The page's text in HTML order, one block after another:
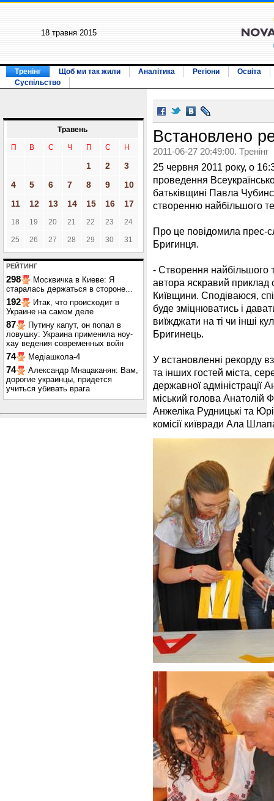
18 травня 2015
Тренінг Щоб ми так жили Аналітика Регіони
Освіта
Суспільство
Травень
П В С Ч П С Н
1 2
3
4
5 6 7 8 9
10
11
12 13 14 15 16 17
18 19 20 21 22 23 24
25 26 27 28 29 30 31
РЕЙТИНГ
298
Москвичка в Киеве: Я
старалась держаться в стороне...
192
Итак, что происходит в
Украине на самом деле
87
Путину капут, он попал в
ловушку: Украина применила ноу-
хау ведения современных войн
74 Медіашкола-4
74
Александр Мнацаканян: Вам,
дорогие украинцы, придется
учиться убивать врага
Встановлено
2011-06-27 20:49:00. Тренінг
25 червня 2011 року, о
проведення
батьківщині Павла
створенню найбільшого
Про це повідомила прес-
Бригинця.
- Створення найбільшого
автора яскравий приклад
Київщини. Сподіваюся,
буде зміцнюватись і
виїжджати на ті чи інші
Бригинець.
У встановленні рекорду
та інших гостей міста,
державної адміністрації
міський голова Анатолій
Анжеліка Рудницькі та
комісії київради Ала